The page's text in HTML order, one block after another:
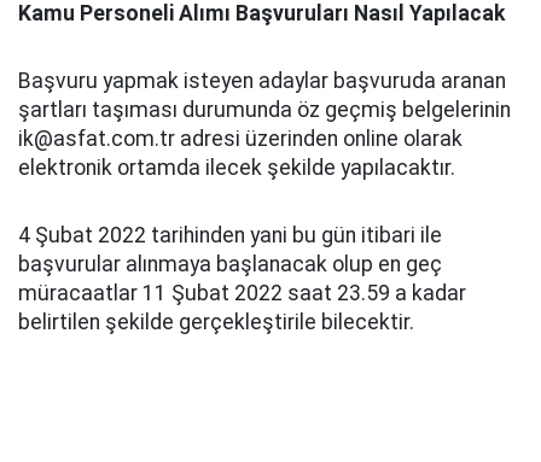
Kamu Personeli Alımı Başvuruları Nasıl Yapılacak
Başvuru yapmak isteyen adaylar başvuruda aranan
şartları taşıması durumunda öz geçmiş belgelerinin
ik@asfat.com.tr adresi üzerinden online olarak
elektronik ortamda ilecek şekilde yapılacaktır.
4 Şubat 2022 tarihinden yani bu gün itibari ile
başvurular alınmaya başlanacak olup en geç
müracaatlar 11 Şubat 2022 saat 23.59 a kadar
belirtilen şekilde gerçekleştirile bilecektir.